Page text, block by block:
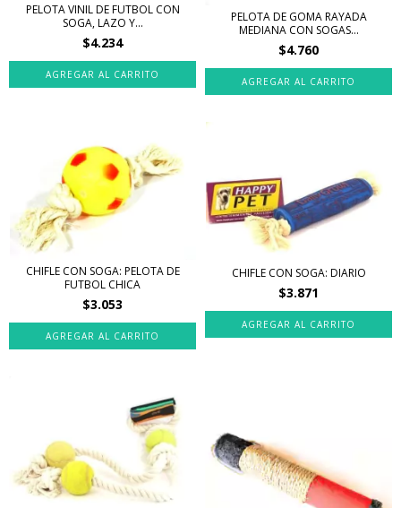
PELOTA VINIL DE FUTBOL CON
SOGA, LAZO Y...
$4.234
PELOTA DE GOMA RAYADA
MEDIANA CON SOGAS...
$4.760
CHIFLE CON SOGA: PELOTA DE
FUTBOL CHICA
$3.053
CHIFLE CON SOGA: DIARIO
$3.871